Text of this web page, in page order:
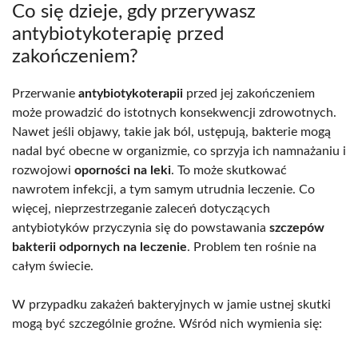
Co się dzieje, gdy przerywasz
antybiotykoterapię przed
zakończeniem?
Przerwanie antybiotykoterapii przed jej zakończeniem
może prowadzić do istotnych konsekwencji zdrowotnych.
Nawet jeśli objawy, takie jak ból, ustępują, bakterie mogą
nadal być obecne w organizmie, co sprzyja ich namnażaniu i
rozwojowi oporności na leki. To może skutkować
nawrotem infekcji, a tym samym utrudnia leczenie. Co
więcej, nieprzestrzeganie zaleceń dotyczących
antybiotyków przyczynia się do powstawania szczepów
bakterii odpornych na leczenie. Problem ten rośnie na
całym świecie.
W przypadku zakażeń bakteryjnych w jamie ustnej skutki
mogą być szczególnie groźne. Wśród nich wymienia się: